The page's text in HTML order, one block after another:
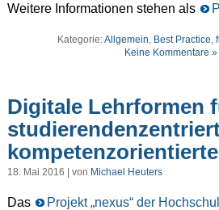
Weitere Informationen stehen als
Kategorie:Allgemein Best Practice ,
Keine Kommentare »
Digitale Lehrformen
18. Mai 2016 | von Michael Heuters
Das
Projekt „nexus“ der